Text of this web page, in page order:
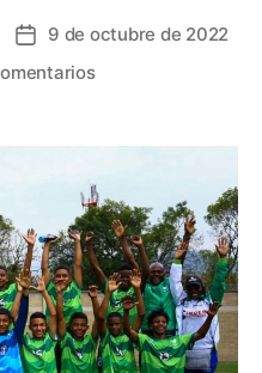
Fecha9 de octubre de 2022
en
Intercolegiados
mejoran
la
calidad
de
vida
de
los